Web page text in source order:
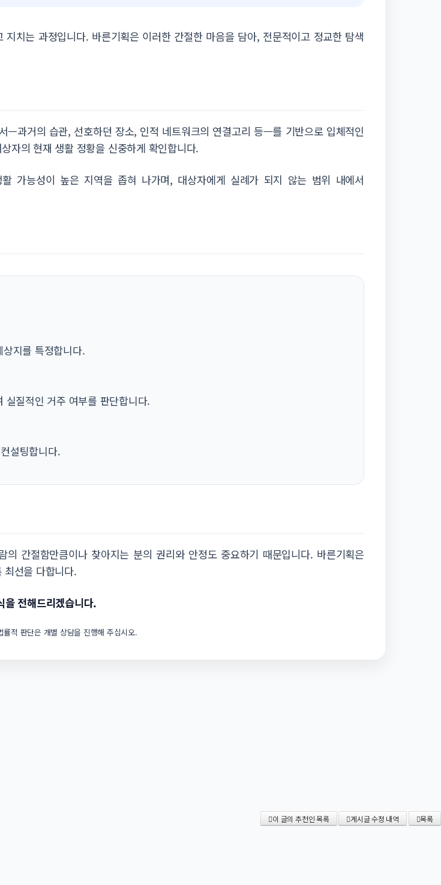
치는 과정입니다. 바른기획은 이러한 간절한 마음을 담아, 전문적이고 정교한 탐색
—과거의 습관, 선호하던 장소, 인적 네트워크의 연결고리 등—를 기반으로 입체적인
자의 현재 생활 정황을 신중하게 확인합니다.
가능성이 높은 지역을 좁혀 나가며, 대상자에게 실례가 되지 않는 범위 내에서
지를 특정합니다.
질적인 거주 여부를 판단합니다.
설팅합니다.
간절함만큼이나 찾아지는 분의 권리와 안정도 중요하기 때문입니다. 바른기획은
최선을 다합니다.
을 전해드리겠습니다.
적 판단은 개별 상담을 진행해 주십시오.
이 글의 추천인 목록
게시글 수정 내역 목록